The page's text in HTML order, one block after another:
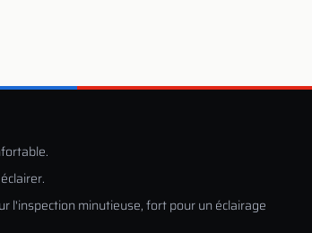
l'inspection minutieuse, fort pour un éclairage